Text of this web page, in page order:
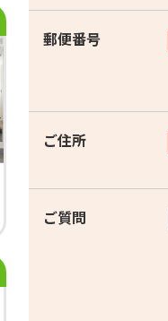
郵便番号
ご住所
ご質問